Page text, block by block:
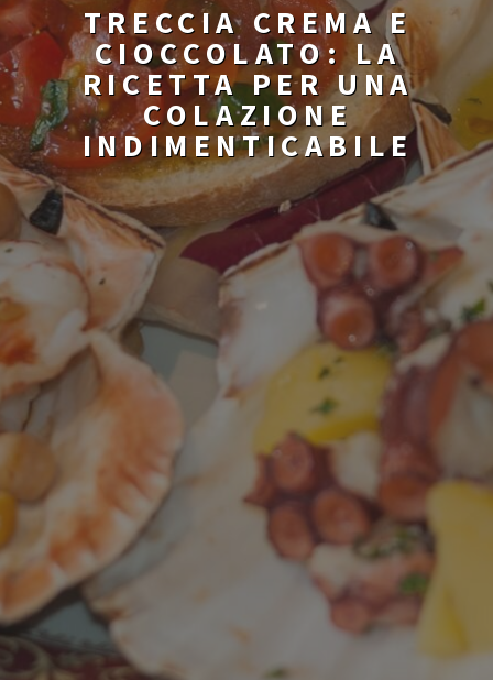
TRECCIA CREMA E
CIOCCOLATO: LA
RICETTA PER UNA
COLAZIONE
INDIMENTICABILE